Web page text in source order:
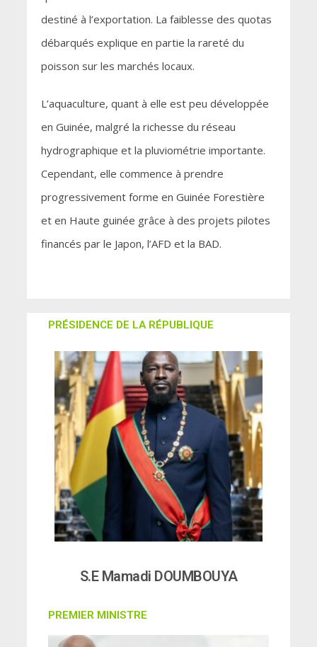
destiné à l’exportation. La faiblesse des quotas
débarqués explique en partie la rareté du
poisson sur les marchés locaux.
L’aquaculture, quant à elle est peu développée
en Guinée, malgré la richesse du réseau
hydrographique et la pluviométrie importante.
Cependant, elle commence à prendre
progressivement forme en Guinée Forestière
et en Haute guinée grâce à des projets pilotes
financés par le Japon, l’AFD et la BAD.
PRÉSIDENCE DE LA RÉPUBLIQUE
S.E Mamadi DOUMBOUYA
PREMIER MINISTRE